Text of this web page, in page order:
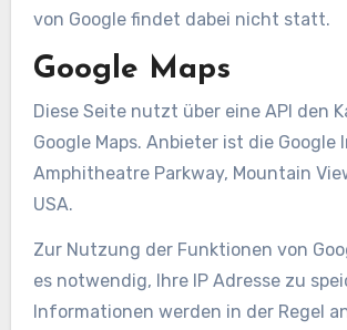
von Google findet dabei nicht statt.
Google Maps
Diese Seite nutzt über eine API den
Google Maps. Anbieter ist die Google
Amphitheatre Parkway, Mountain
USA.
Zur Nutzung der Funktionen von
es notwendig, Ihre IP Adresse zu
Informationen werden in der Regel